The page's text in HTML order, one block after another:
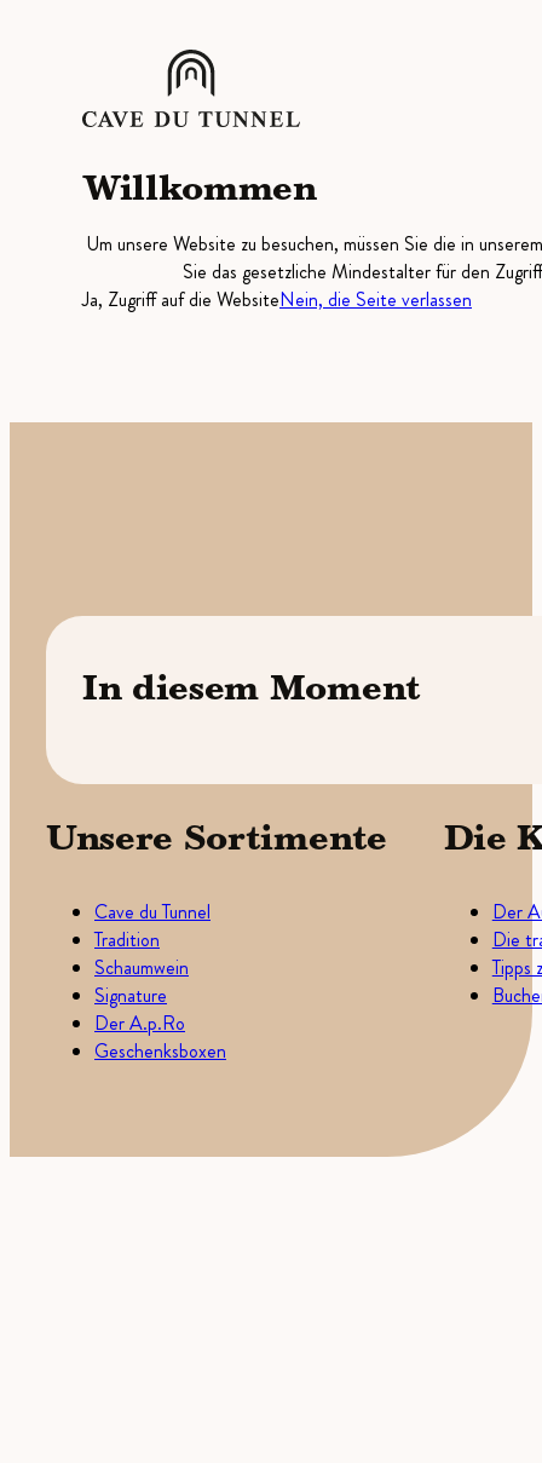
Willkommen
Um unsere Website zu besuchen, müssen Sie die in
Sie das gesetzliche Mindestalter für den
Ja, Zugriff auf die WebsiteNein, die Seite verlassen
In diesem Moment
Unsere Sortimente
Cave du Tunnel
Tradition
Schaumwein
Signature
Der A.p.Ro
Geschenksboxen
Die
Der
Die
Tipps